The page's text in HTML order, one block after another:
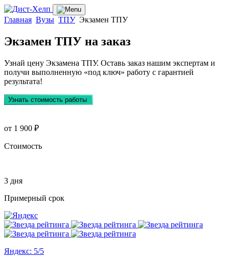
Главная Вузы ТПУ Экзамен ТПУ
Экзамен ТПУ на заказ
Узнай цену Экзамена ТПУ. Оставь заказ нашим экспертам и
получи выполненную «под ключ» работу с гарантией
результата!
Узнать стоимость работы
от 1 900 ₽
Стоимость
3 дня
Примерный срок
Яндекс: 5/5